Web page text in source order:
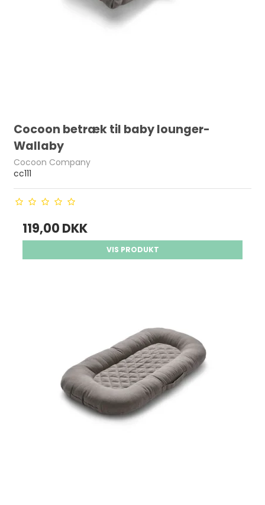
Cocoon betræk til baby lounger-
Wallaby
Cocoon Company
cc111
119,00 DKK
VIS PRODUKT